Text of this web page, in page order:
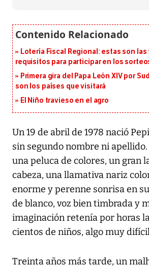
Lotería Fiscal Regional: estas son las
requisitos para participar en los
Primera gira del Papa León XIV por
son los países que visitará
El Niño travieso en el agro
Un 19 de abril de 1978 nació
sin segundo nombre ni
una peluca de colores, un gran
cabeza, una llamativa nariz
enorme y perenne sonrisa en
de blanco, voz bien timbrada y
imaginación retenía por horas
cientos de niños, algo muy
Treinta años más tarde, un